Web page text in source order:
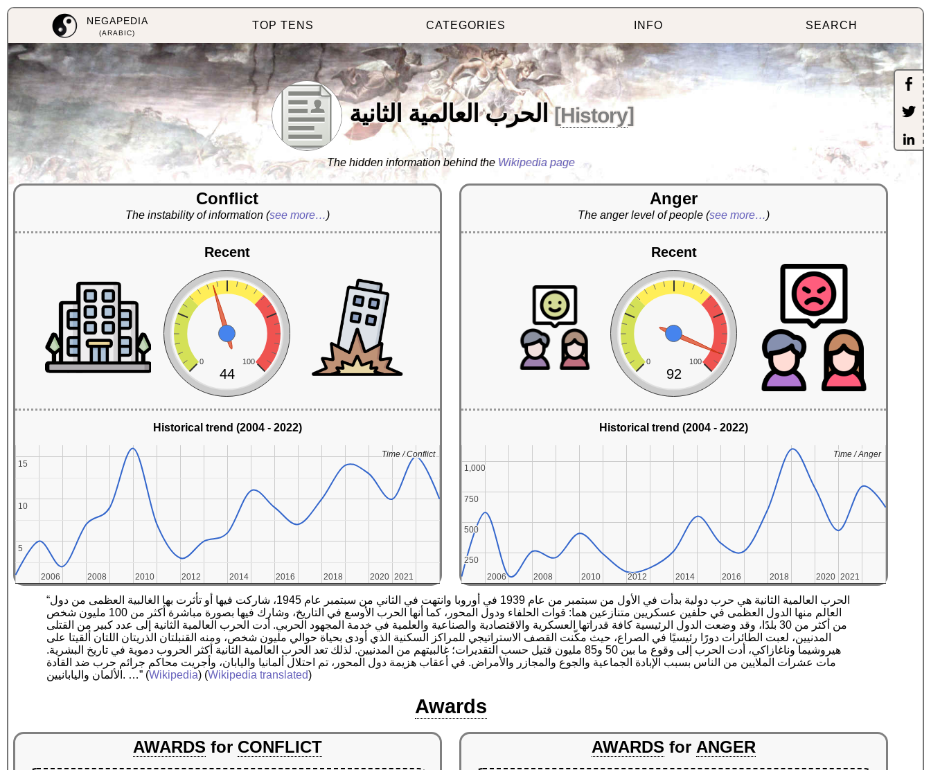
NEGAPEDIA
(ARABIC)
TOP TENS CATEGORIES INFO SEARCH
الحرب العالمية الثانية [History]
The hidden information behind the Wikipedia page
Conflict
The instability of information (see more…)
Recent
0 100
44
Historical trend (2004 - 2022)
2006
2006 2008
2008 2010
2010 2012
2012 2014
2014 2016
2016 2018
2018 2020
2020 2021
2021
5
5
10
10
15
15
Time / Conflict
Time / Conflict
Anger
The anger level of people(see more…)
Recent
0 100
92
Historical trend (2004 - 2022)
2006
2006 2008
2008 2010
2010 2012
2012 2014
2014 2016
2016 2018
2018 2020
2020 2021
2021
250
250
500
500
750
750
1,000
1,000
Time / Anger
Time / Anger
“الحرب العالمية الثانية هي حرب دولية بدأت في الأول من سبتمبر من عام 1939 في أوروبا وانتهت في الثاني من سبتمبر عام 1945، شاركت فيها أو تأثرت بها الغالبية العظمى من دول
العالم منها الدول العظمى في حلفين عسكريين متنازعين هما: قوات الحلفاء ودول المحور، كما أنها الحرب الأوسع في التاريخ، وشارك فيها بصورة مباشرة أكثر من 100 مليون شخص
من أكثر من 30 بلدًا، وقد وضعت الدول الرئيسية كافة قدراتها العسكرية والاقتصادية والصناعية والعلمية في خدمة المجهود الحربي. أدت الحرب العالمية الثانية إلى عدد كبير من القتلى
المدنيين، لعبت الطائرات دورًا رئيسيًا في الصراع، حيث مكّنت القصف الاستراتيجي للمراكز السكنية الذي أودى بحياة حوالي مليون شخص، ومنه القنبلتان الذريتان اللتان ألقيتا على
هيروشيما وناغازاكي، أدت الحرب إلى وقوع ما بين 50 و85 مليون قتيل حسب التقديرات؛ غالبيتهم من المدنيين. لذلك تعد الحرب العالمية الثانية أكثر الحروب دموية في تاريخ البشرية.
مات عشرات الملايين من الناس بسبب الإبادة الجماعية والجوع والمجازر والأمراض. في أعقاب هزيمة دول المحور، تم احتلال ألمانيا واليابان، وأجريت محاكم جرائم حرب ضد القادة
الألمان واليابانيين. …” (Wikipedia) (Wikipedia translated)
Awards
AWARDS for CONFLICT AWARDS for ANGER